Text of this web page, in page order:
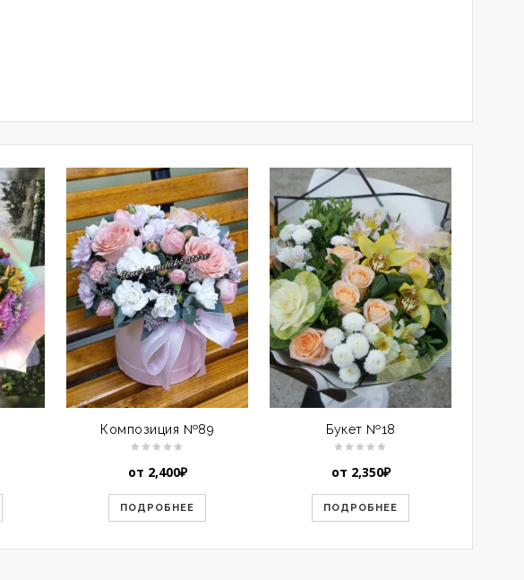
Композиция №89
от 2,400₽
ПОДРОБНЕЕ
Букет №18
от 2,350₽
ПОДРОБНЕЕ